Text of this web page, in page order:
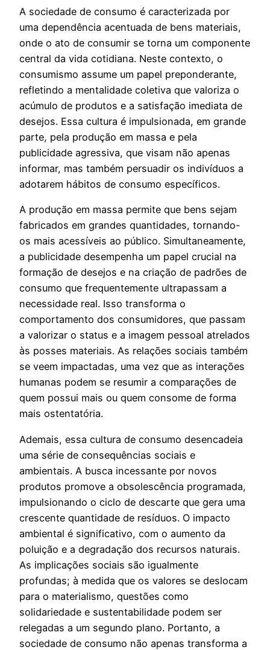
A sociedade de consumo é caracterizada por
uma dependência acentuada de bens materiais,
onde o ato de consumir se torna um componente
central da vida cotidiana. Neste contexto, o
consumismo assume um papel preponderante,
refletindo a mentalidade coletiva que valoriza o
acúmulo de produtos e a satisfação imediata de
desejos. Essa cultura é impulsionada, em grande
parte, pela produção em massa e pela
publicidade agressiva, que visam não apenas
informar, mas também persuadir os indivíduos a
adotarem hábitos de consumo específicos.
A produção em massa permite que bens sejam
fabricados em grandes quantidades, tornando-
os mais acessíveis ao público. Simultaneamente,
a publicidade desempenha um papel crucial na
formação de desejos e na criação de padrões de
consumo que frequentemente ultrapassam a
necessidade real. Isso transforma o
comportamento dos consumidores, que passam
a valorizar o status e a imagem pessoal atrelados
às posses materiais. As relações sociais também
se veem impactadas, uma vez que as interações
humanas podem se resumir a comparações de
quem possui mais ou quem consome de forma
mais ostentatória.
Ademais, essa cultura de consumo desencadeia
uma série de consequências sociais e
ambientais. A busca incessante por novos
produtos promove a obsolescência programada,
impulsionando o ciclo de descarte que gera uma
crescente quantidade de resíduos. O impacto
ambiental é significativo, com o aumento da
poluição e a degradação dos recursos naturais.
As implicações sociais são igualmente
profundas; à medida que os valores se deslocam
para o materialismo, questões como
solidariedade e sustentabilidade podem ser
relegadas a um segundo plano. Portanto, a
sociedade de consumo não apenas transforma a